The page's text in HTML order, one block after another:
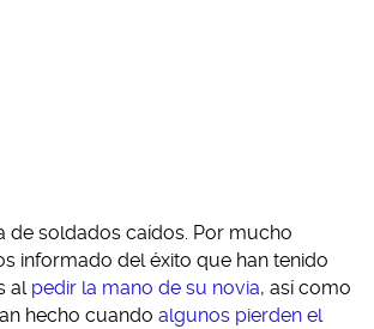
de soldados caídos. Por mucho
informado del éxito que han tenido
al pedir la mano de su novia, así como
hecho cuando algunos pierden el